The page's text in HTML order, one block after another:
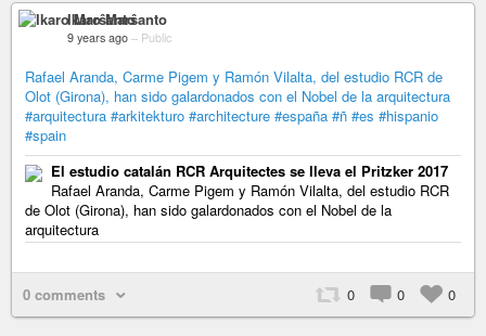
Ikaro Marŝanto
9 years ago – Public
Rafael Aranda, Carme Pigem y Ramón Vilalta, del estudio RCR de
Olot (Girona), han sido galardonados con el Nobel de la arquitectura
#arquitectura #arkitekturo #architecture #españa #ñ #es #hispanio
#spain
El estudio catalán RCR Arquitectes se lleva el Pritzker 2017
Rafael Aranda, Carme Pigem y Ramón Vilalta, del estudio RCR
de Olot (Girona), han sido galardonados con el Nobel de la
arquitectura
0 comments 0 0 0